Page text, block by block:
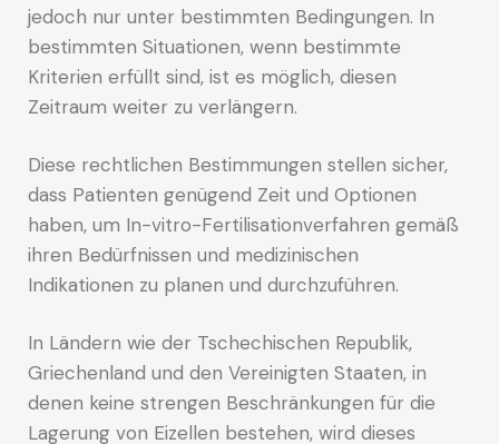
jedoch nur unter bestimmten Bedingungen. In
bestimmten Situationen, wenn bestimmte
Kriterien erfüllt sind, ist es möglich, diesen
Zeitraum weiter zu verlängern.
Diese rechtlichen Bestimmungen stellen sicher,
dass Patienten genügend Zeit und Optionen
haben, um In-vitro-Fertilisationverfahren gemäß
ihren Bedürfnissen und medizinischen
Indikationen zu planen und durchzuführen.
In Ländern wie der Tschechischen Republik,
Griechenland und den Vereinigten Staaten, in
denen keine strengen Beschränkungen für die
Lagerung von Eizellen bestehen, wird dieses